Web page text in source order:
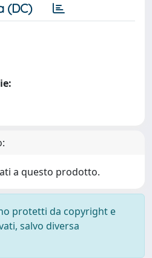
(DC)
a questo prodotto.
protetti da copyright e
salvo diversa